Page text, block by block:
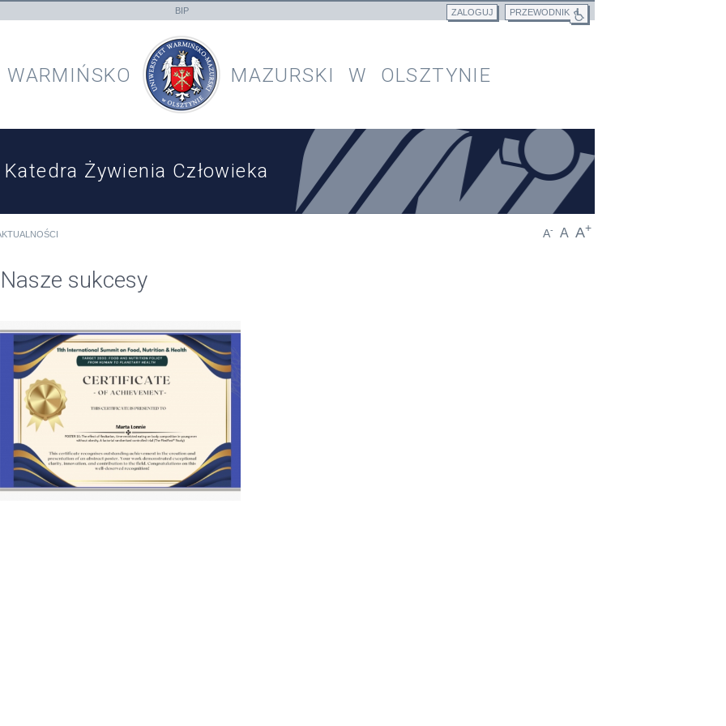
BIP PRZEWODNIK
ZALOGUJ
WARMIŃSKO MAZURSKI W OLSZTYNIE
Katedra Żywienia Człowieka
A- A A+
Nasze sukcesy